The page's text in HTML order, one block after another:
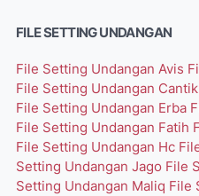
FILE SETTING UNDANGAN
File Setting Undangan Avis
File Setting Undangan Cantik
File Setting Undangan Erba
File Setting Undangan Fatih
File Setting Undangan Hc
Setting Undangan Jago File
Setting Undangan Maliq File